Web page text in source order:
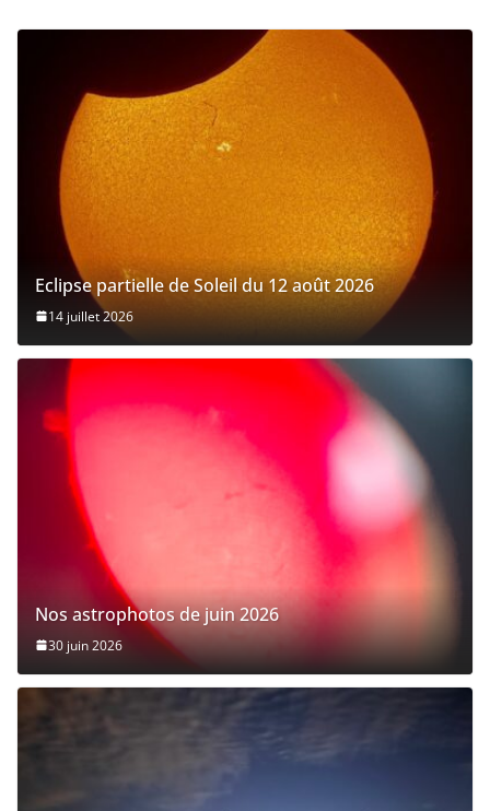
Eclipse partielle de Soleil du 12 août 2026
14 juillet 2026
Nos astrophotos de juin 2026
30 juin 2026